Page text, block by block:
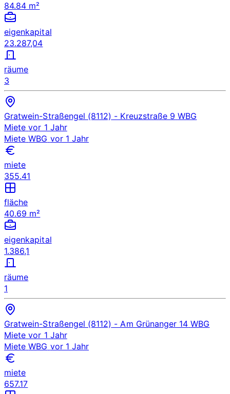
84.84 m²
eigenkapital
23.287,04
räume
3
Gratwein-Straßengel (8112) - Kreuzstraße 9 WBG
Miete vor 1 Jahr
Miete WBG vor 1 Jahr
miete
355.41
fläche
40.69 m²
eigenkapital
1.386,1
räume
1
Gratwein-Straßengel (8112) - Am Grünanger 14 WBG
Miete vor 1 Jahr
Miete WBG vor 1 Jahr
miete
657.17